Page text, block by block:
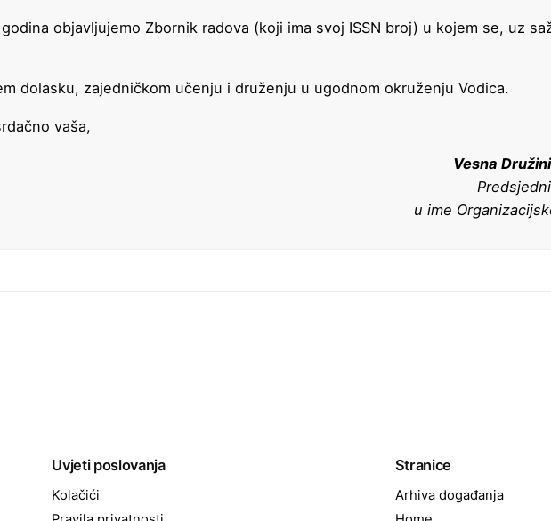
objavljujemo Zbornik radova (koji ima svoj ISSN broj) u kojem se, uz
dolasku, zajedničkom učenju i druženju u ugodnom okruženju Vodica.
vaša,
Vesna
u ime
Uvjeti poslovanja
Kolačići
Stranice
Arhiva događanja